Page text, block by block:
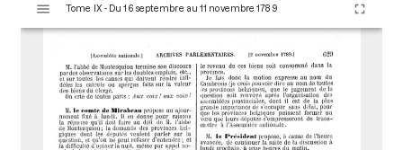
s
Tome IX - Du 16 septembre au 11 novembre 1789